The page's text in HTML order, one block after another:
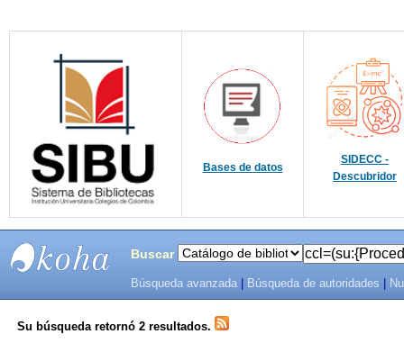
Bases de datos
SIDECC -
Descubridor
SISTEMAS
Buscar
Búsqueda avanzada Búsqueda de autoridades
Su búsqueda retornó 2 resultados.